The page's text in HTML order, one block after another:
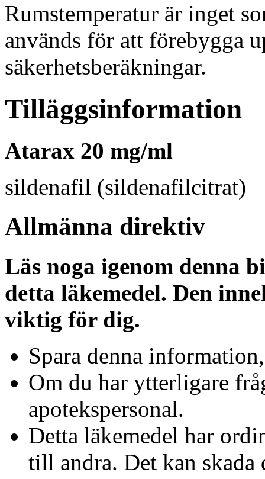
Rumstemperatur är inget
används för att förebygga
säkerhetsberäkningar.
Tilläggsinformation
Atarax 20 mg/ml
sildenafil (sildenafilcitrat)
Allmänna direktiv
Läs noga igenom denna
detta läkemedel. Den
viktig för dig.
Spara denna
Om du har ytterligare
apotekspersonal.
Detta läkemedel har
till andra. Det kan skada